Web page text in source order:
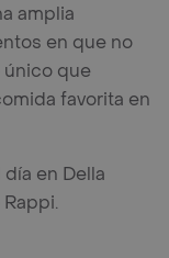
amplia
en que no
único que
favorita en
en Della